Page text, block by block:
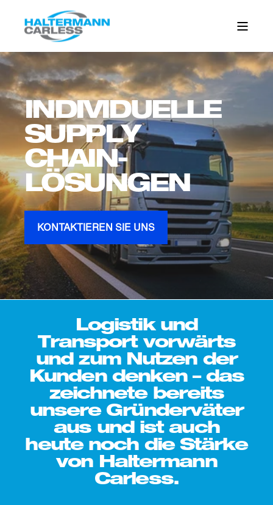
INDIVIDUELLE
SUPPLY
CHAIN-
LÖSUNGEN
KONTAKTIEREN SIE UNS
Logistik und
Transport vorwärts
und zum Nutzen der
Kunden denken – das
zeichnete bereits
unsere Gründerväter
aus und ist auch
heute noch die Stärke
von Haltermann
Carless.